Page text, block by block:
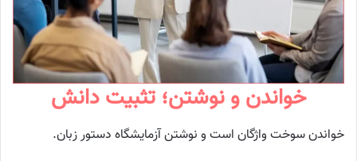
خواندن و نوشتن؛ تثبیت دانش
خواندن سوخت واژگان است و نوشتن آزمایشگاه دستور زبان.